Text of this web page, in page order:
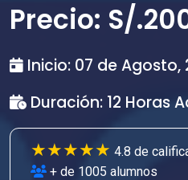
Precio: S/
Inicio: 07 de Agosto,
Duración: 12 Horas
★★★★★ 4.8 de
+ de 1005 alumnos